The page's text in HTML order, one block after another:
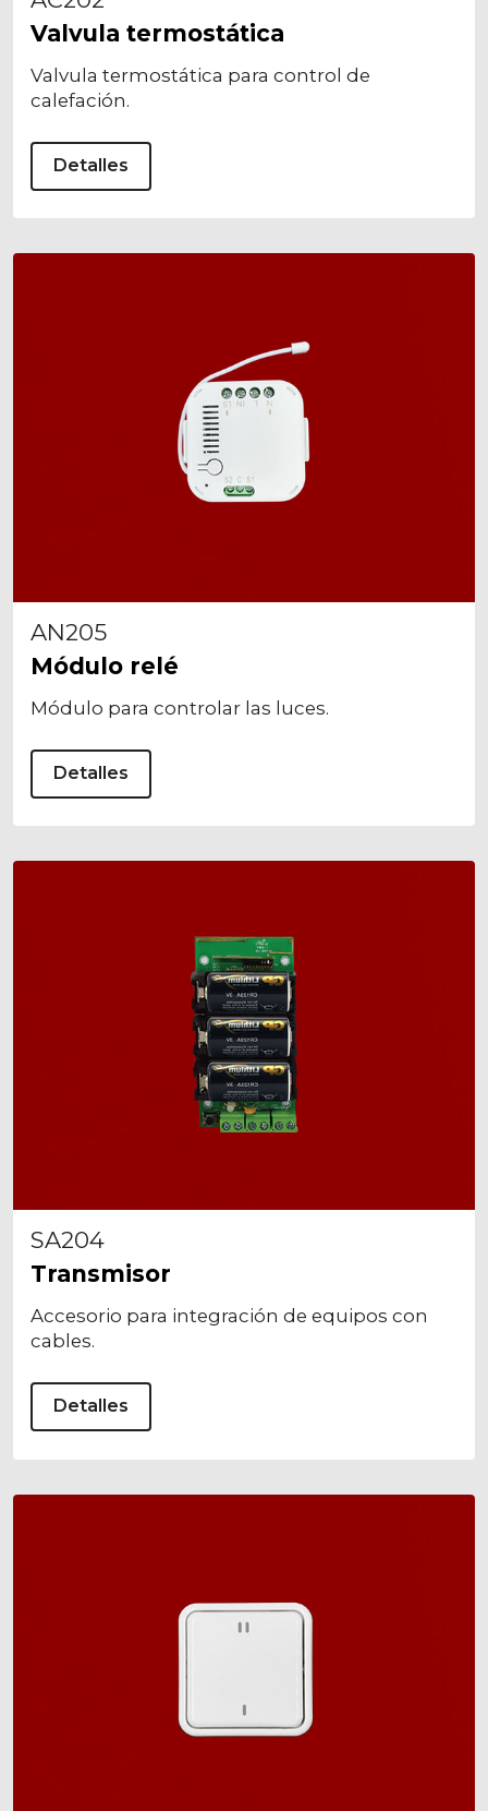
Valvula termostática
Valvula termostática para control de
calefación.
Detalles
AN205
Módulo relé
Módulo para controlar las luces.
Detalles
SA204
Transmisor
Accesorio para integración de equipos con
cables.
Detalles